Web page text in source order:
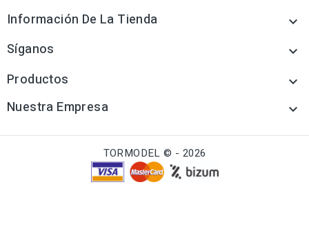
Información De La Tienda 
Síganos 
Productos 
Nuestra Empresa 
TORMODEL © - 2026